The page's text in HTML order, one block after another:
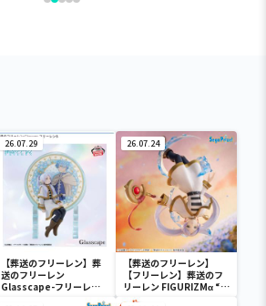
26.07.29
【葬送のフリーレン】葬
送のフリーレン
Glasscape-フリーレン
26.07.24
【葬送のフリーレン】
【フリーレン】葬送のフ
リーレン FIGURIZMα “フ
リーレン”～花舞～